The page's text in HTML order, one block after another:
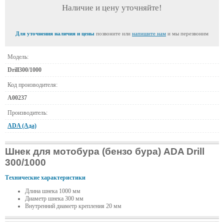
Наличие и цену уточняйте!
Для уточнения наличия и цены позвоните или напишите нам и мы перезвоним
Модель:
Drill300/1000
Код производителя:
А00237
Производитель:
ADA (Ада)
Шнек для мотобура (бензо бура) ADA Drill
300/1000
Технические характеристики
Длина шнека 1000 мм
Диаметр шнека 300 мм
Внутренний диаметр крепления 20 мм